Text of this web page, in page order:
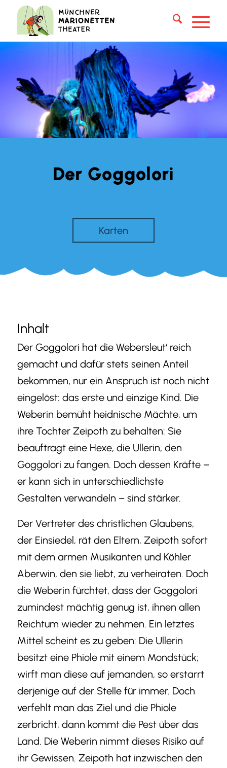
Der Goggolori
Karten
Inhalt
Der Goggolori hat die Webersleut‘ reich
gemacht und dafür stets seinen Anteil
bekommen, nur ein Anspruch ist noch nicht
eingelöst: das erste und einzige Kind. Die
Weberin bemüht heidnische Mächte, um
ihre Tochter Zeipoth zu behalten: Sie
beauftragt eine Hexe, die Ullerin, den
Goggolori zu fangen. Doch dessen Kräfte –
er kann sich in unterschiedlichste
Gestalten verwandeln – sind stärker.
Der Vertreter des christlichen Glaubens,
der Einsiedel, rät den Eltern, Zeipoth sofort
mit dem armen Musikanten und Köhler
Aberwin, den sie liebt, zu verheiraten. Doch
die Weberin fürchtet, dass der Goggolori
zumindest mächtig genug ist, ihnen allen
Reichtum wieder zu nehmen. Ein letztes
Mittel scheint es zu geben: Die Ullerin
besitzt eine Phiole mit einem Mondstück;
wirft man diese auf jemanden, so erstarrt
derjenige auf der Stelle für immer. Doch
verfehlt man das Ziel und die Phiole
zerbricht, dann kommt die Pest über das
Land. Die Weberin nimmt dieses Risiko auf
ihr Gewissen. Zeipoth hat inzwischen den